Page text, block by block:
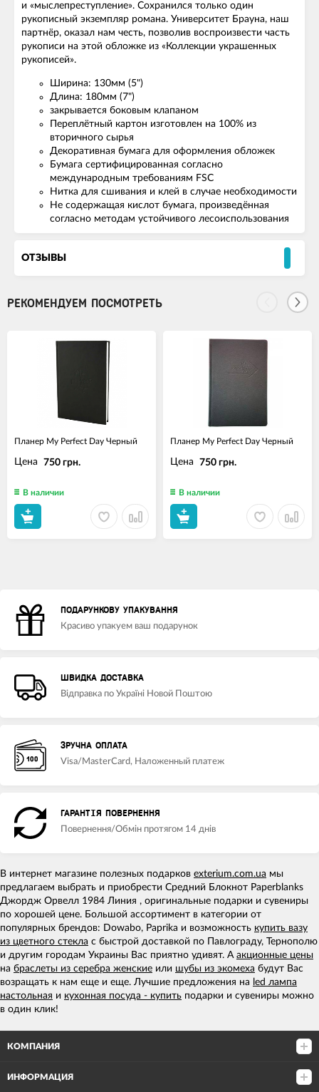
и «мыслепреступление». Сохранился только один
рукописный экземпляр романа. Университет Брауна, наш
партнёр, оказал нам честь, позволив воспроизвести часть
рукописи на этой обложке из «Коллекции украшенных
рукописей».
Ширина: 130мм (5")
Длина: 180мм (7")
закрывается боковым клапаном
Переплётный картон изготовлен на 100% из
вторичного сырья
Декоративная бумага для оформления обложек
Бумага сертифицированная согласно
международным требованиям FSC
Нитка для сшивания и клей в случае необходимости
Не содержащая кислот бумага, произведённая
согласно методам устойчивого лесоиспользования
ОТЗЫВЫ
РЕКОМЕНДУЕМ ПОСМОТРЕТЬ
Планер My Perfect Day Черный
Цена 750 грн.
В наличии
Планер My Perfect Day Черный
Цена 750 грн.
В наличии
ПОДАРУНКОВУ УПАКУВАННЯ
Красиво упакуем ваш подарунок
ШВИДКА ДОСТАВКА
Відправка по Україні Новой Поштою
ЗРУЧНА ОПЛАТА
Visa/MasterCard, Наложенный платеж
ГАРАНТІЯ ПОВЕРНЕННЯ
Повернення/Обмін протягом 14 днів
В интернет магазине полезных подарков exterium.com.ua мы
предлагаем выбрать и приобрести Средний Блокнот Paperblanks
Джордж Орвелл 1984 Линия , оригинальные подарки и сувениры
по хорошей цене. Большой ассортимент в категории от
популярных брендов: Dowabo, Paprika и возможность купить вазу
из цветного стекла с быстрой доставкой по Павлограду, Тернополю
и другим городам Украины Вас приятно удивят. А акционные цены
на браслеты из серебра женские или шубы из экомеха будут Вас
возращать к нам еще и еще. Лучшие предложения на led лампа
настольная и кухонная посуда - купить подарки и сувениры можно
в один клик!
КОМПАНИЯ
ИНФОРМАЦИЯ